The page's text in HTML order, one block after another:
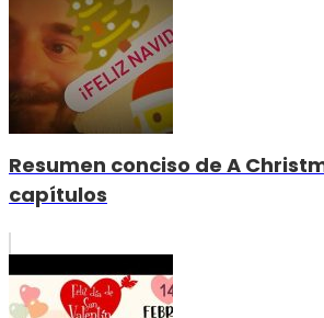
Resumen conciso de A
capítulos